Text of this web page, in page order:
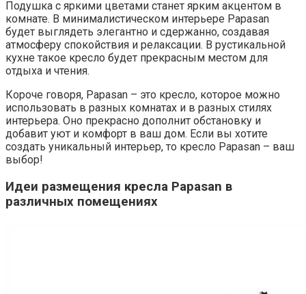
Подушка с яркими цветами станет ярким акцентом в
комнате. В минималистическом интерьере Papasan
будет выглядеть элегантно и сдержанно, создавая
атмосферу спокойствия и релаксации. В рустикальной
кухне такое кресло будет прекрасным местом для
отдыха и чтения.
Короче говоря, Papasan – это кресло, которое можно
использовать в разных комнатах и в разных стилях
интерьера. Оно прекрасно дополнит обстановку и
добавит уют и комфорт в ваш дом. Если вы хотите
создать уникальный интерьер, то кресло Papasan – ваш
выбор!
Идеи размещения кресла Papasan в
различных помещениях